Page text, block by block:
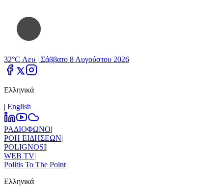
32°C Λευ | Σάββατο 8 Αυγούστου 2026
Ελληνικά
| Εnglish
ΡΑΔΙΟΦΩΝΟ|
ΡΟΗ ΕΙΔΗΣΕΩΝ|
POLIGNOSI|
WEB TV|
Politis To The Point
Ελληνικά